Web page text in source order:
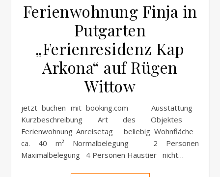
Ferienwohnung Finja in
Putgarten
„Ferienresidenz Kap
Arkona“ auf Rügen
Wittow
jetzt buchen mit booking.com Ausstattung
Kurzbeschreibung Art des Objektes
Ferienwohnung Anreisetag beliebig Wohnfläche
ca. 40 m² Normalbelegung 2 Personen
Maximalbelegung 4 Personen Haustier nicht…